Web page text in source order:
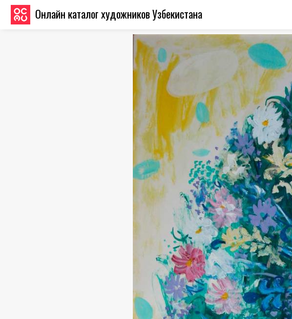
Онлайн каталог художников Узбекистана